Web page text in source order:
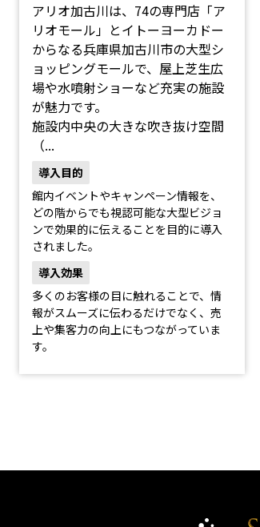
アリオ加古川は、74の専門店「ア
リオモール」とイトーヨーカドー
からなる兵庫県加古川市の大型シ
ョッピングモールで、屋上芝生広
場や水噴射ショーなど充実の施設
が魅力です。
施設内中央の大きな吹き抜け空間
（...
導入目的
館内イベントやキャンペーン情報を、
どの階からでも視認可能な大型ビジョ
ンで効果的に伝えることを目的に導入
されました。
導入効果
多くのお客様の目に触れることで、情
報がスムーズに伝わるだけでなく、売
上や集客力の向上にもつながっていま
す。